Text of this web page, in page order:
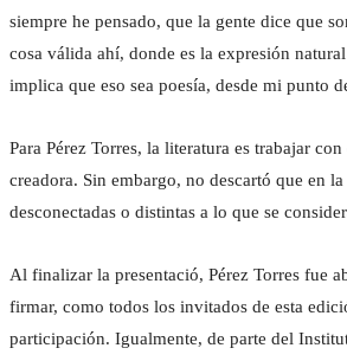
siempre he pensado, que la gente dice que
cosa válida ahí, donde es la expresión
implica que eso sea poesía, desde mi punto
Para Pérez Torres, la literatura es trabajar
creadora. Sin embargo, no descartó que en
desconectadas o distintas a lo que se
Al finalizar la presentació, Pérez Torres fue
firmar, como todos los invitados de esta
participación. Igualmente, de parte del